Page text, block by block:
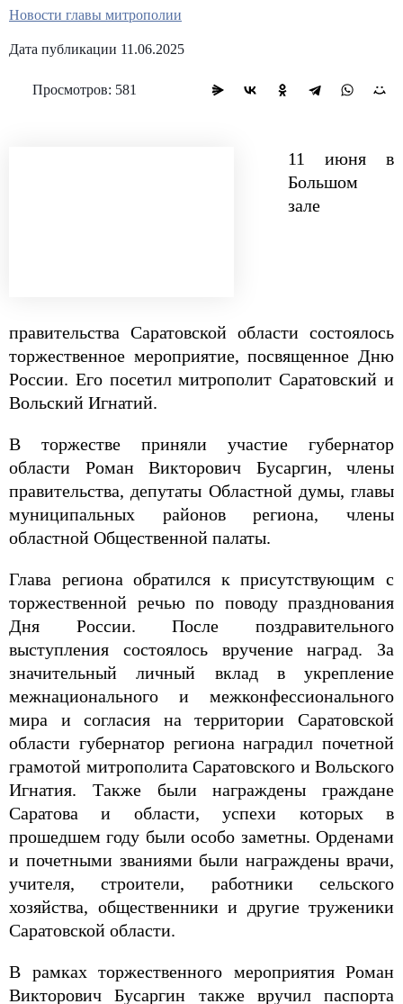
Новости главы митрополии
Дата публикации 11.06.2025
Просмотров: 581
11 июня в
Большом
зале
правительства Саратовской области состоялось
торжественное мероприятие, посвященное Дню
России. Его посетил митрополит Саратовский и
Вольский Игнатий.
В торжестве приняли участие губернатор
области Роман Викторович Бусаргин, члены
правительства, депутаты Областной думы, главы
муниципальных районов региона, члены
областной Общественной палаты.
Глава региона обратился к присутствующим с
торжественной речью по поводу празднования
Дня России. После поздравительного
выступления состоялось вручение наград. За
значительный личный вклад в укрепление
межнационального и межконфессионального
мира и согласия на территории Саратовской
области губернатор региона наградил почетной
грамотой митрополита Саратовского и Вольского
Игнатия. Также были награждены граждане
Саратова и области, успехи которых в
прошедшем году были особо заметны. Орденами
и почетными званиями были награждены врачи,
учителя, строители, работники сельского
хозяйства, общественники и другие труженики
Саратовской области.
В рамках торжественного мероприятия Роман
Викторович Бусаргин также вручил паспорта